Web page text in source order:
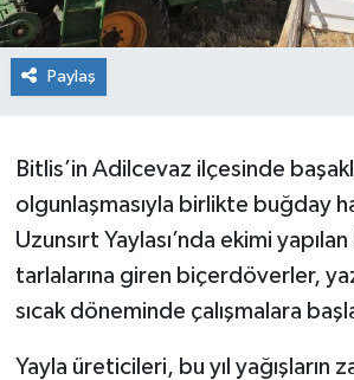
Paylaş
Bitlis’in Adilcevaz ilçesinde
olgunlaşmasıyla birlikte buğday
Uzunsırt Yaylası’nda ekimi
tarlalarına giren biçerdöverler, yaz
sıcak döneminde çalışmalara
Yayla üreticileri, bu yıl yağışların